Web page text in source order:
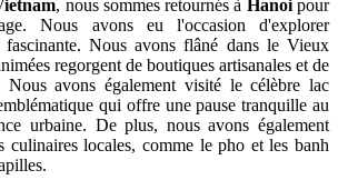
, nous sommes retournés à Hanoipour
Nous avons eu l'occasion d'explorer
fascinante. Nous avons flâné dans le Vieux
regorgent de boutiques artisanales et de
Nous avons également visité le célèbre lac
qui offre une pause tranquille au
urbaine. De plus, nous avons également
culinaires locales, comme le pho et les banh